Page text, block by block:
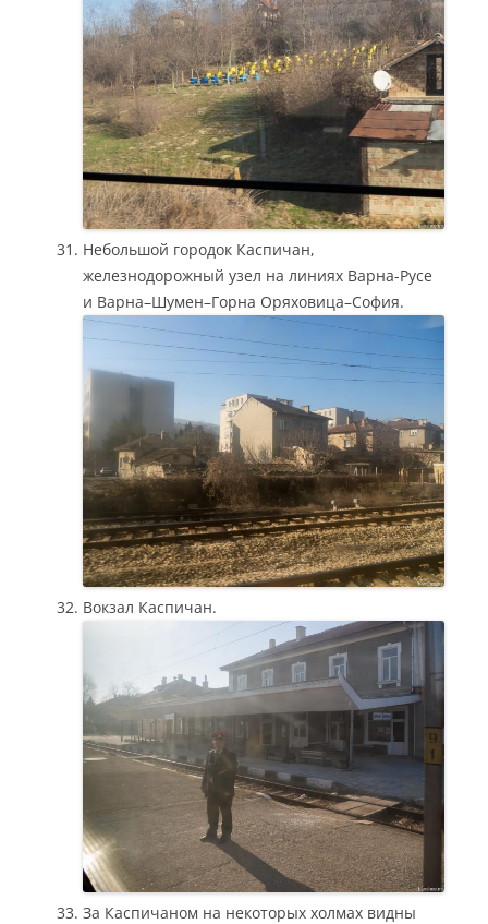
Небольшой городок Каспичан,
железнодорожный узел на линиях Варна-Русе
и Варна–Шумен–Горна Оряховица–София.
Вокзал Каспичан.
За Каспичаном на некоторых холмах видны